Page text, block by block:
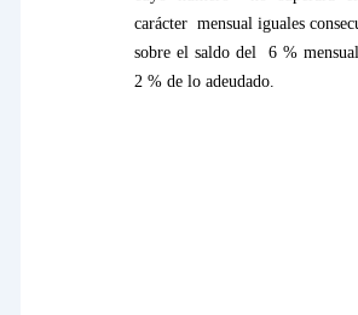
carácter mensual iguales
sobre el saldo del
6 %
2 % de lo adeudado.